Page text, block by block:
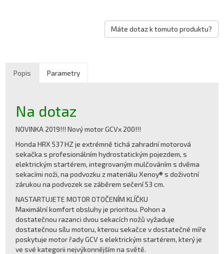
Máte dotaz k tomuto produktu?
Popis Parametry
Na dotaz
NOVINKA 2019!!! Nový motor GCVx 200!!!
Honda HRX 537 HZ je extrémně tichá zahradní motorová
sekačka s profesionálním hydrostatickým pojezdem, s
elektrickým startérem, integrovaným mulčováním s dvěma
sekacími noži, na podvozku z materiálu Xenoy® s doživotní
zárukou na podvozek se záběrem sečení 53 cm.
NASTARTUJETE MOTOR OTOČENÍM KLÍČKU
Maximální komfort obsluhy je prioritou. Pohon a
dostatečnou razanci dvou sekacích nožů vyžaduje
dostatečnou sílu motoru, kterou sekačce v dostatečné míře
poskytuje motor řady GCV s elektrickým startérem, který je
ve své kategorii nejvýkonnějším na světě.